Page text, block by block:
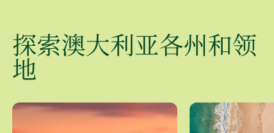
探索澳大利亚各州和领
地